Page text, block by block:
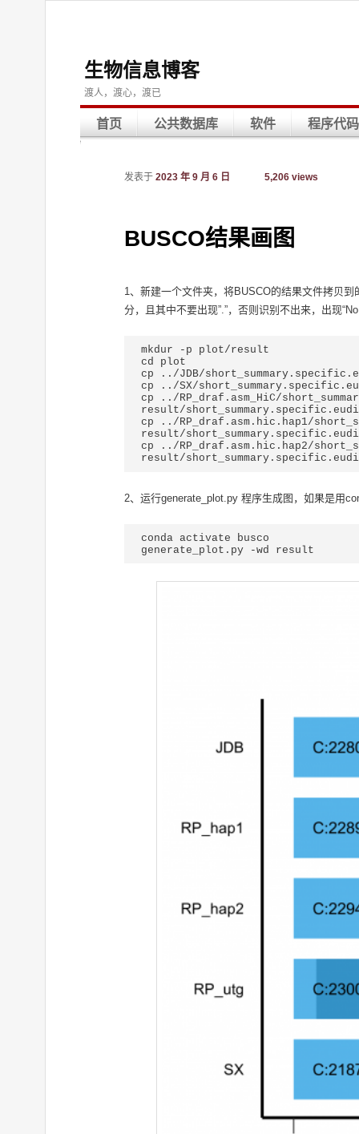
生物信息博客
渡人，渡心，渡已
首页 公共数据库 软件 程序代码
BUSCO结果画图
发表于 2023 年 9 月 6 日 5,206 views
1、新建一个文件夹，将BUSCO的结果文件拷贝
分，且其中不要出现”.”，否则识别不出来，出现
mkdur -p plot/result
cd plot
cp ../JDB/
cp ../SX/
cp ../RP_draf.asm_HiC/
result/
cp ../RP_draf.asm.hic.hap1/
result/
cp ../RP_draf.asm.hic.hap2/
2、运行generate_plot.py 程序生成图，如果是用
conda activate busco
generate_plot.py -wd result